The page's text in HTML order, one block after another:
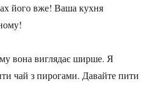
його вже! Ваша кухня
вона виглядає ширше. Я
чай з пирогами. Давайте пити